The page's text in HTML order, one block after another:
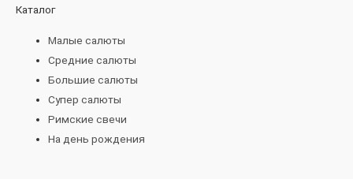
Каталог
Малые салюты
Средние салюты
Большие салюты
Супер салюты
Римские свечи
На день рождения